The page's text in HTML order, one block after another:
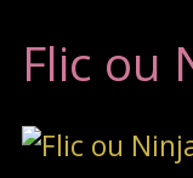
Flic ou